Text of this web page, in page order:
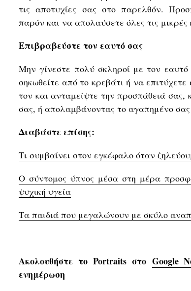
τις αποτυχίες σας στο παρελθόν.
παρόν και να απολαύσετε όλες τις μικρές
Επιβραβεύστε τον εαυτό σας
Μην γίνεστε πολύ σκληροί με τον
σηκωθείτε από το κρεβάτι ή να
τον και ανταμείψτε την προσπάθειά
σας, ή απολαμβάνοντας το αγαπημένο
Διαβάστε επίσης:
Tι συμβαίνει στον εγκέφαλο όταν
Ο σύντομος ύπνος μέσα στη μέρα
ψυχική υγεία
Τα παιδιά που μεγαλώνουν με σκύλο
Ακολουθήστε το Portraits στο Google
ενημέρωση